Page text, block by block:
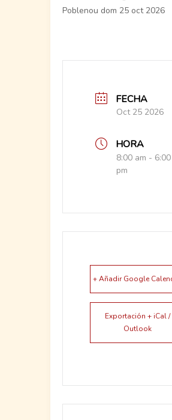
Poblenou dom 25 oct 2026
FECHA
Oct 25 2026
HORA
8:00 am - 6:00
pm
+ Añadir Google
Exportación + iCal /
Outlook